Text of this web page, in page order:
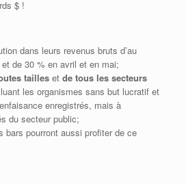
$ !
dans leurs revenus bruts d’au
de 30 % en avril et en mai;
tailleset de tous les secteurs
les organismes sans but lucratif et
enregistrés, mais à
du secteur public;
bars pourront aussi profiter de ce